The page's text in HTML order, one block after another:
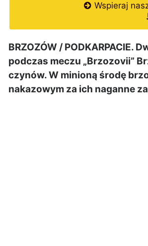
Wspieraj
BRZOZÓW /
podczas meczu „Brzozovii”
czynów. W minioną środę
nakazowym za ich naganne